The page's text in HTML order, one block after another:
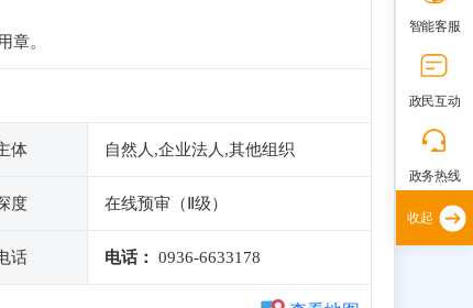
章。
体 自然人,企业法人,其他组织
度 在线预审（Ⅱ级）
话 电话： 0936-6633178
智能客服
政民互动
政务热线
收起